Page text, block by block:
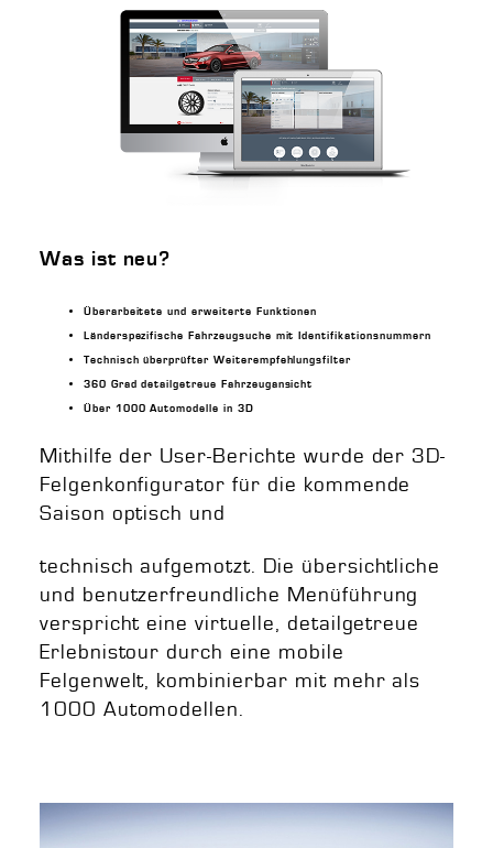
Was ist neu?
Überarbeitete und erweiterte Funktionen
Länderspezifische Fahrzeugsuche mit Identifikationsnummern
Technisch überprüfter Weiterempfehlungsfilter
360 Grad detailgetreue Fahrzeugansicht
Über 1000 Automodelle in 3D
Mithilfe der User-Berichte wurde der 3D-
Felgenkonfigurator für die kommende
Saison optisch und
technisch aufgemotzt. Die übersichtliche
und benutzerfreundliche Menüführung
verspricht eine virtuelle, detailgetreue
Erlebnistour durch eine mobile
Felgenwelt, kombinierbar mit mehr als
1000 Automodellen.